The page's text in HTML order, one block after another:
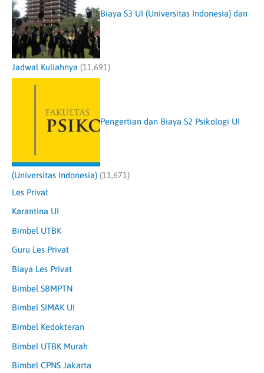
Biaya S3 UI (Universitas Indonesia) dan
Jadwal Kuliahnya (11,691)
Pengertian dan Biaya S2 Psikologi UI
(Universitas Indonesia) (11,671)
Les Privat
Karantina UI
Bimbel UTBK
Guru Les Privat
Biaya Les Privat
Bimbel SBMPTN
Bimbel SIMAK UI
Bimbel Kedokteran
Bimbel UTBK Murah
Bimbel CPNS Jakarta